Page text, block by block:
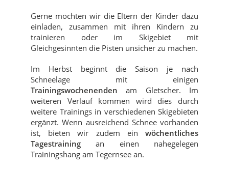
Gerne möchten wir die Eltern der Kinder dazu
einladen, zusammen mit ihren Kindern zu
trainieren oder im Skigebiet mit
Gleichgesinnten die Pisten unsicher zu machen.
Im Herbst beginnt die Saison je nach
Schneelage mit einigen
Trainingswochenenden am Gletscher. Im
weiteren Verlauf kommen wird dies durch
weitere Trainings in verschiedenen Skigebieten
ergänzt. Wenn ausreichend Schnee vorhanden
ist, bieten wir zudem ein wöchentliches
Tagestraining an einen nahegelegen
Trainingshang am Tegernsee an.